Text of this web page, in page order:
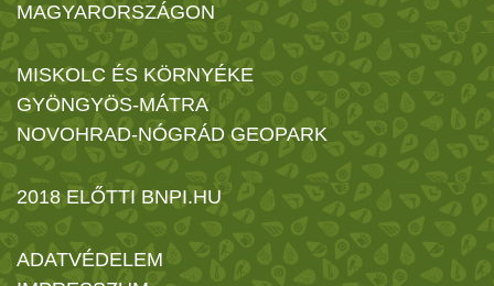
MAGYARORSZÁGON
MISKOLC ÉS KÖRNYÉKE
GYÖNGYÖS-MÁTRA
NOVOHRAD-NÓGRÁD GEOPARK
2018 ELŐTTI BNPI.HU
ADATVÉDELEM